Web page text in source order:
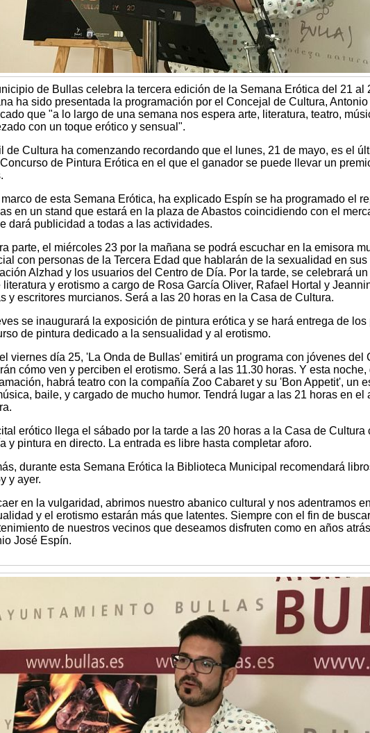
de Bullas celebra la tercera edición de la Semana Erótica del 21 al
ha sido presentada la programación por el Concejal de Cultura,
que "a lo largo de una semana nos espera arte, literatura, teatro,
con un toque erótico y sensual".
de Cultura ha comenzando recordando que el lunes, 21 de mayo, es el
de Pintura Erótica en el que el ganador se puede llevar un
marco de esta Semana Erótica, ha explicado Espín se ha programado el
en un stand que estará en la plaza de Abastos coincidiendo con el
dará publicidad a todas a las actividades.
parte, el miércoles 23 por la mañana se podrá escuchar en la emisora
con personas de la Tercera Edad que hablarán de la sexualidad en
Alzhad y los usuarios del Centro de Día. Por la tarde, se celebrará
literatura y erotismo a cargo de Rosa García Oliver, Rafael Hortal y
y escritores murcianos. Será a las 20 horas en la Casa de Cultura.
se inaugurará la exposición de pintura erótica y se hará entrega de los
de pintura dedicado a la sensualidad y al erotismo.
viernes día 25, 'La Onda de Bullas' emitirá un programa con jóvenes del
cómo ven y perciben el erotismo. Será a las 11.30 horas. Y esta noche,
habrá teatro con la compañía Zoo Cabaret y su 'Bon Appetit', un
baile, y cargado de mucho humor. Tendrá lugar a las 21 horas en
erótico llega el sábado por la tarde a las 20 horas a la Casa de Cultura
y pintura en directo. La entrada es libre hasta completar aforo.
durante esta Semana Erótica la Biblioteca Municipal recomendará
y ayer.
en la vulgaridad, abrimos nuestro abanico cultural y nos adentramos
y el erotismo estarán más que latentes. Siempre con el fin de
de nuestros vecinos que deseamos disfruten como en años
José Espín.